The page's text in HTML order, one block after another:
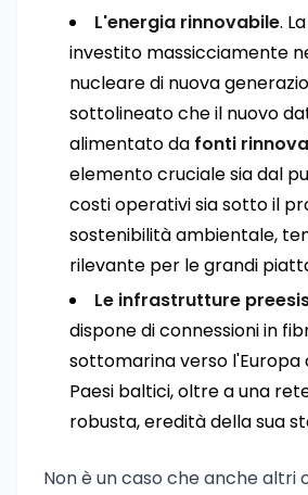
L'energia rinnovabile.
investito massicciamente
nucleare di nuova
sottolineato che il nuovo
alimentato da fonti
elemento cruciale sia dal
costi operativi sia sotto il
sostenibilità ambientale,
rilevante per le grandi
Le infrastrutture
dispone di connessioni in
sottomarina verso l'Europa
Paesi baltici, oltre a una
robusta, eredità della sua
Non è un caso che anche altri